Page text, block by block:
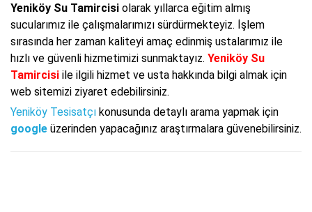
Yeniköy Su Tamircisi olarak yıllarca eğitim almış
sucularımız ile çalışmalarımızı sürdürmekteyiz. İşlem
sırasında her zaman kaliteyi amaç edinmiş ustalarımız ile
hızlı ve güvenli hizmetimizi sunmaktayız. Yeniköy Su
Tamircisi ile ilgili hizmet ve usta hakkında bilgi almak için
web sitemizi ziyaret edebilirsiniz.
Yeniköy Tesisatçı konusunda detaylı arama yapmak için
google üzerinden yapacağınız araştırmalara güvenebilirsiniz.